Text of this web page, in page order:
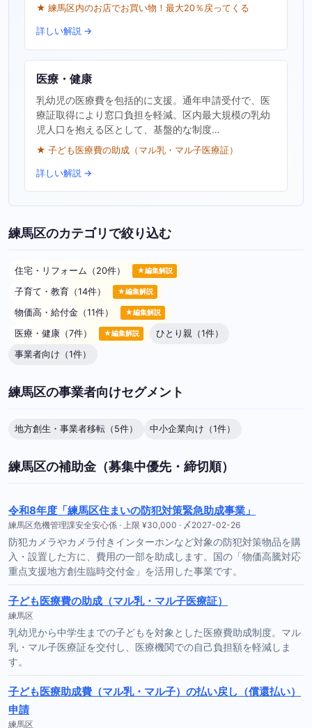
★ 練馬区内のお店でお買い物！最大20％戻ってくる
詳しい解説 →
医療・健康
乳幼児の医療費を包括的に支援。通年申請受付で、医
療証取得により窓口負担を軽減。区内最大規模の乳幼
児人口を抱える区として、基盤的な制度…
★ 子ども医療費の助成（マル乳・マル子医療証）
詳しい解説 →
練馬区のカテゴリで絞り込む
住宅・リフォーム（20件） ★編集解説
子育て・教育（14件） ★編集解説
物価高・給付金（11件） ★編集解説
医療・健康（7件） ★編集解説
ひとり親（1件）
事業者向け（1件）
練馬区の事業者向けセグメント
地方創生・事業者移転（5件） 中小企業向け（1件）
練馬区の補助金（募集中優先・締切順）
令和8年度「練馬区住まいの防犯対策緊急助成事業」
練馬区危機管理課安全安心係 · 上限 ¥30,000 · 〆2027-02-26
防犯カメラやカメラ付きインターホンなど対象の防犯対策物品を購
入・設置した方に、費用の一部を助成します。国の「物価高騰対応
重点支援地方創生臨時交付金」を活用した事業です。
子ども医療費の助成（マル乳・マル子医療証）
練馬区
乳幼児から中学生までの子どもを対象とした医療費助成制度。マル
乳・マル子医療証を交付し、医療機関での自己負担額を軽減しま
す。
子ども医療助成費（マル乳・マル子）の払い戻し（償還払い）
申請
練馬区